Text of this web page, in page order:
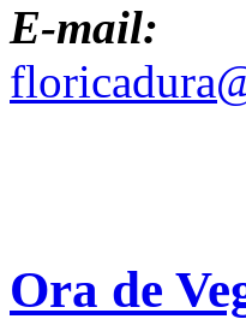
E-mail:
Ora de